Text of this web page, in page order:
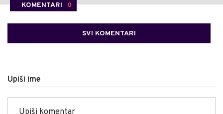
KOMENTARI 0
SVI KOMENTARI
Upiši ime